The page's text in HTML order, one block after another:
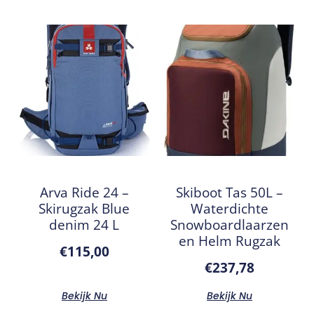
Arva Ride 24 –
Skirugzak Blue
denim 24 L
€115,00
Bekijk Nu
Skiboot Tas 50L –
Waterdichte
Snowboardlaarzen
en Helm Rugzak
€237,78
Bekijk Nu